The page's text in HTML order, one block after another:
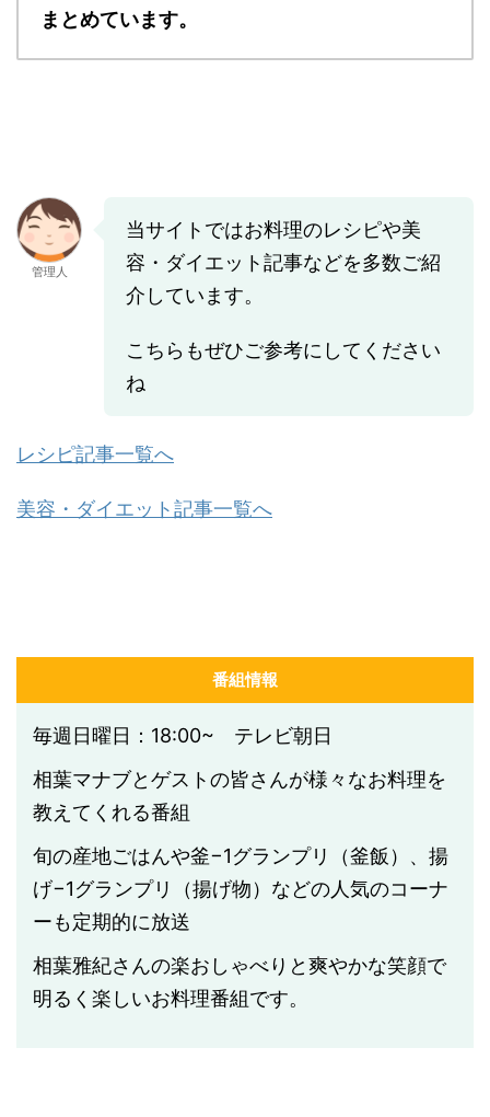
まとめています。
管理人
当サイトではお料理のレシピや美
容・ダイエット記事などを多数ご紹
介しています。
こちらもぜひご参考にしてください
ね
レシピ記事一覧へ
美容・ダイエット記事一覧へ
番組情報
毎週日曜日：18:00~ テレビ朝日
相葉マナブとゲストの皆さんが様々なお料理を
教えてくれる番組
旬の産地ごはんや釜−1グランプリ（釜飯）、揚
げ−1グランプリ（揚げ物）などの人気のコーナ
ーも定期的に放送
相葉雅紀さんの楽おしゃべりと爽やかな笑顔で
明るく楽しいお料理番組です。